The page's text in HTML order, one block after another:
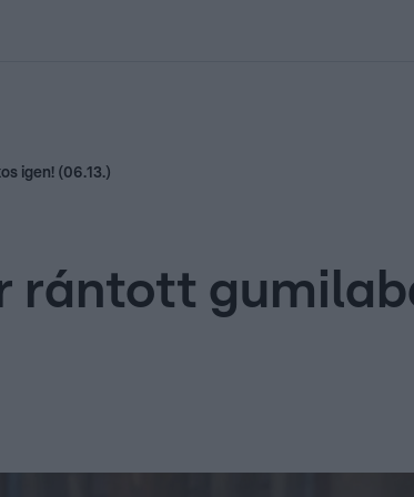
igen! (06.13.)
rántott